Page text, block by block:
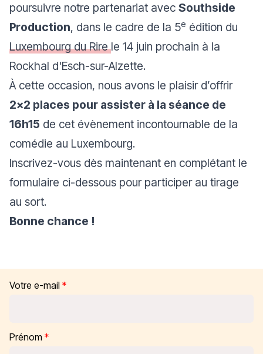
poursuivre notre partenariat avec Southside
Production, dans le cadre de la 5e édition du
Luxembourg du Rirele 14 juin prochain à la
Rockhal d'Esch-sur-Alzette.
À cette occasion, nous avons le plaisir d’offrir
2x2 places pour assister à la séance de
16h15 de cet évènement incontournable de la
comédie au Luxembourg.
Inscrivez-vous dès maintenant en complétant le
formulaire ci-dessous pour participer au tirage
au sort.
Bonne chance !
Votre e-mail
Prénom